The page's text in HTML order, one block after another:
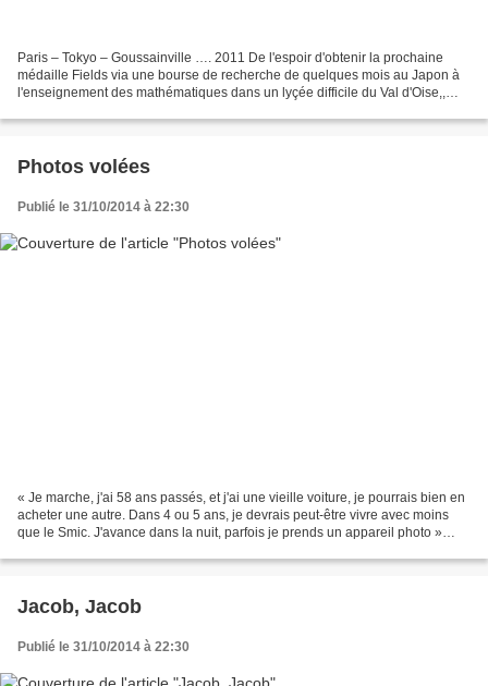
Paris – Tokyo – Goussainville …. 2011 De l'espoir d'obtenir la prochaine
médaille Fields via une bourse de recherche de quelques mois au Japon à
l'enseignement des mathématiques dans un lyçée difficile du Val d'Oise,,
Photos volées
Publié le 31/10/2014 à 22:30
« Je marche, j'ai 58 ans passés, et j'ai une vieille voiture, je pourrais bien en
acheter une autre. Dans 4 ou 5 ans, je devrais peut-être vivre avec moins
que le Smic. J'avance dans la nuit, parfois je prends un appareil photo »
Jacob, Jacob
Publié le 31/10/2014 à 22:30